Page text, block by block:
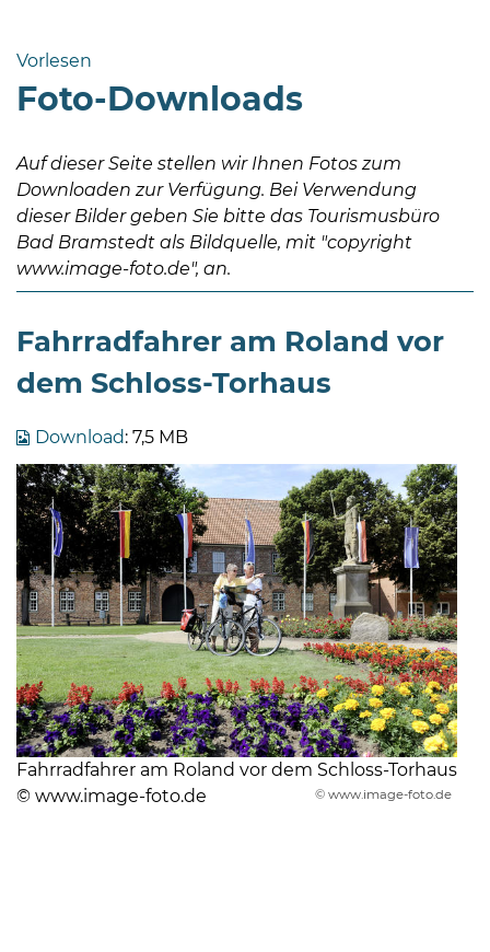
Bleeck 15-
24576 Bad
http://www.bad-
bramstedt.de
Vorlesen
Foto-Downloads
Auf dieser Seite stellen wir Ihnen Fotos zum
Downloaden zur Verfügung. Bei Verwendung
dieser Bilder geben Sie bitte das Tourismusbüro
Bad Bramstedt als Bildquelle, mit "copyright
www.image-foto.de", an.
Fahrradfahrer am Roland vor
dem Schloss-Torhaus
Download: 7,5 MB
© www.image-foto.de
Fahrradfahrer am Roland vor dem Schloss-Torhaus
© www.image-foto.de